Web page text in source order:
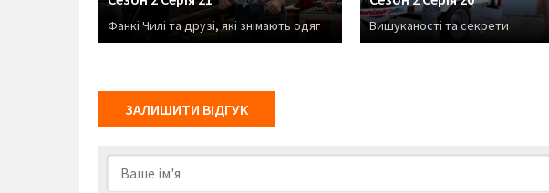
Фанкі Чилі та друзі, які знімають одяг Вишуканості та секрети
ЗАЛИШИТИ ВІДГУК